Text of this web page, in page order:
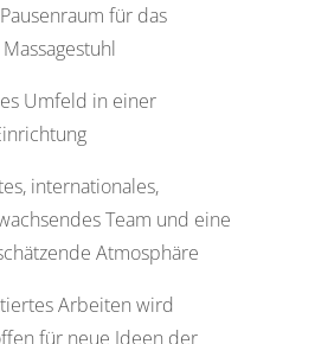
für das
Umfeld in einer
internationales,
Team und eine
Atmosphäre
Arbeiten wird
für neue Ideen der